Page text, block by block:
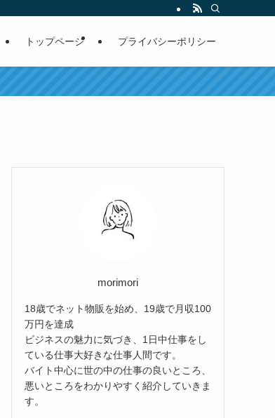
トップページ プライバシーポリシー
morimori
18歳でネット物販を始め、19歳で月収100
万円を達成
ビジネスの魅力に気づき、1日中仕事をし
ている仕事大好きな仕事人間です。
バイト中心に世の中の仕事の良いところ、
悪いところをわかりやすく紹介していきま
す。